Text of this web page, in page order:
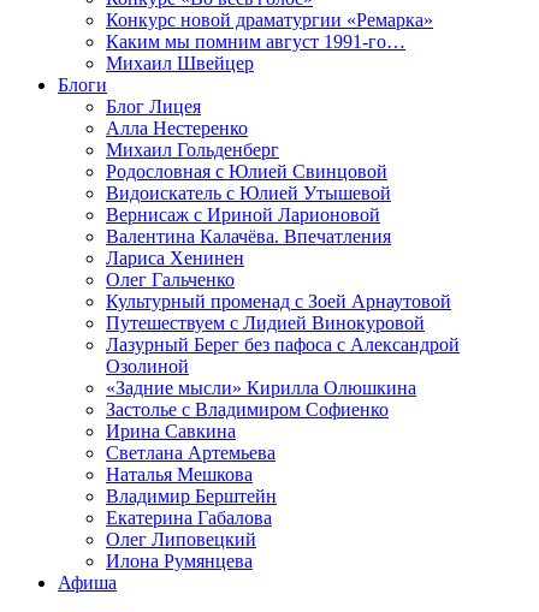
Конкурс новой драматургии «Ремарка»
Каким мы помним август 1991-го…
Михаил Швейцер
Блоги
Блог Лицея
Алла Нестеренко
Михаил Гольденберг
Родословная с Юлией Свинцовой
Видоискатель с Юлией Утышевой
Вернисаж с Ириной Ларионовой
Валентина Калачёва. Впечатления
Лариса Хенинен
Олег Гальченко
Культурный променад с Зоей Арнаутовой
Путешествуем с Лидией Винокуровой
Лазурный Берег без пафоса с Александрой
Озолиной
«Задние мысли» Кирилла Олюшкина
Застолье с Владимиром Софиенко
Ирина Савкина
Светлана Артемьева
Наталья Мешкова
Владимир Берштейн
Екатерина Габалова
Олег Липовецкий
Илона Румянцева
Афиша